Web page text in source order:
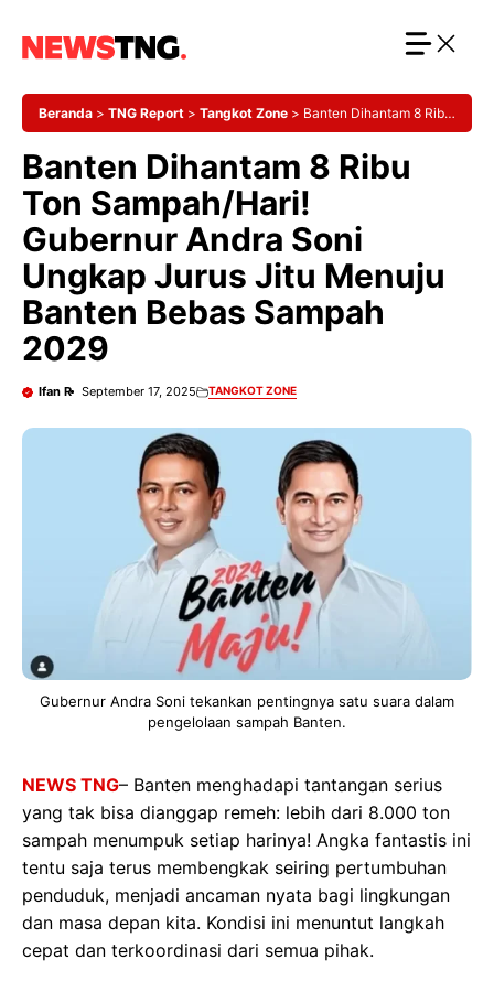
Beranda > TNG Report > Tangkot Zone > Banten Dihantam 8 Ribu
Banten Bebas Sampah 2029
Banten Dihantam 8 Ribu
Ton Sampah/Hari!
Gubernur Andra Soni
Ungkap Jurus Jitu Menuju
Banten Bebas Sampah
2029
Ifan R September 17, 2025 TANGKOT ZONE
Gubernur Andra Soni tekankan pentingnya satu suara dalam
pengelolaan sampah Banten.
NEWS TNG– Banten menghadapi tantangan serius
yang tak bisa dianggap remeh: lebih dari 8.000 ton
sampah menumpuk setiap harinya! Angka fantastis ini
tentu saja terus membengkak seiring pertumbuhan
penduduk, menjadi ancaman nyata bagi lingkungan
dan masa depan kita. Kondisi ini menuntut langkah
cepat dan terkoordinasi dari semua pihak.